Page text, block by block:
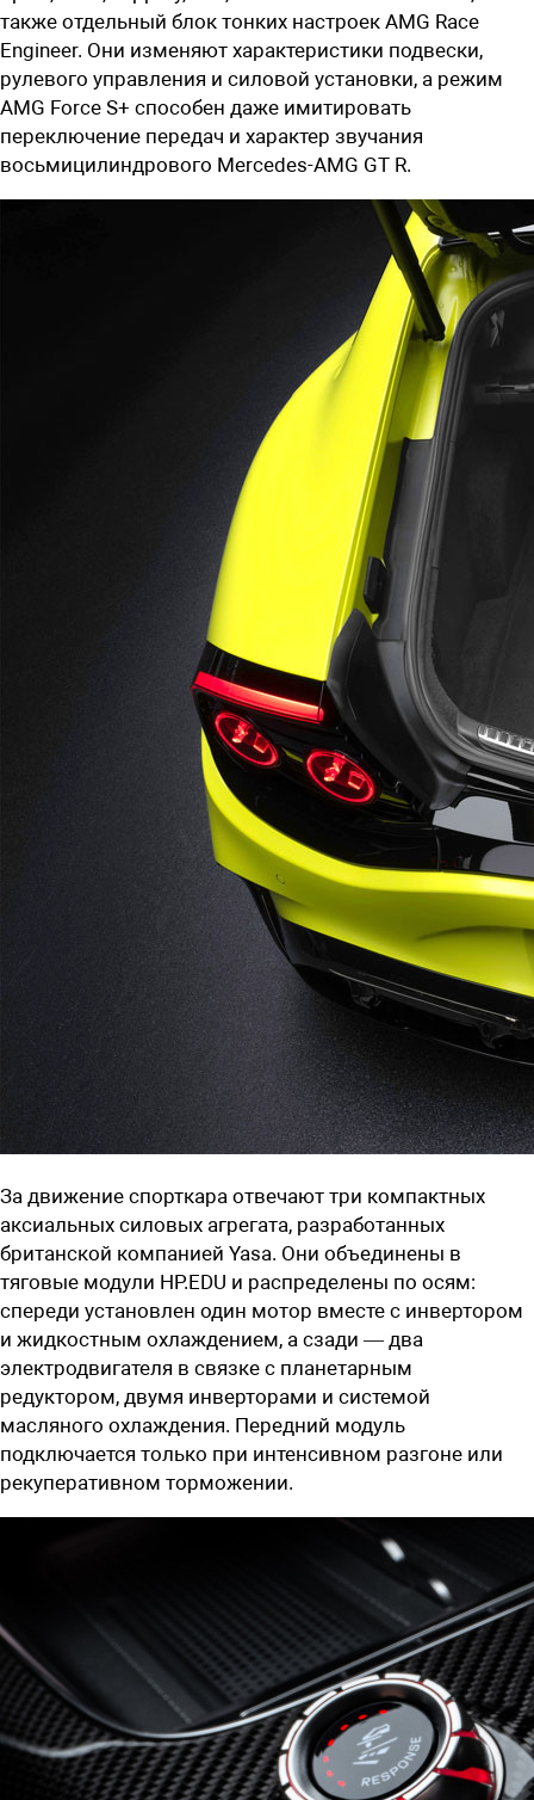
также отдельный блок тонких настроек AMG Race
Engineer. Они изменяют характеристики подвески,
рулевого управления и силовой установки, а режим
AMG Force S+ способен даже имитировать
переключение передач и характер звучания
восьмицилиндрового Mercedes-AMG GT R.
За движение спорткара отвечают три компактных
аксиальных силовых агрегата, разработанных
британской компанией Yasa. Они объединены в
тяговые модули HP.EDU и распределены по осям:
спереди установлен один мотор вместе с инвертором
и жидкостным охлаждением, а сзади — два
электродвигателя в связке с планетарным
редуктором, двумя инверторами и системой
масляного охлаждения. Передний модуль
подключается только при интенсивном разгоне или
рекуперативном торможении.